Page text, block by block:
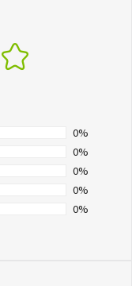
0%
0%
0%
0%
0%